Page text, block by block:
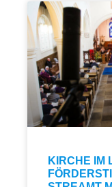
KIRCHE IM